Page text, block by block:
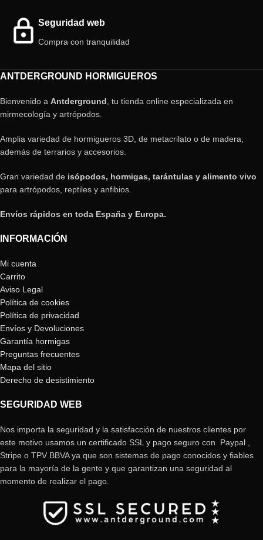
Seguridad web
Compra con tranquilidad
ANTDERGROUND HORMIGUEROS
Bienvenido a Antderground, tu tienda online especializada en
mirmecología y artrópodos.
Amplia variedad de hormigueros 3D, de metacrilato o de madera,
además de terrarios y accesorios.
Gran variedad de isópodos, hormigas, tarántulas y alimento vivo
para artrópodos, reptiles y anfibios.
Envíos rápidos en toda España y Europa.
INFORMACIÓN
Mi cuenta
Carrito
Aviso Legal
Política de cookies
Política de privacidad
Envíos y Devoluciones
Garantía hormigas
Preguntas frecuentes
Mapa del sitio
Derecho de desistimiento
SEGURIDAD WEB
Nos importa la seguridad y la satisfacción de nuestros clientes por
este motivo usamos un certificado SSL y pago seguro con Paypal ,
Stripe o TPV BBVA ya que son sistemas de pago conocidos y fiables
para la mayoría de la gente y que garantizan una seguridad al
momento de realizar el pago.